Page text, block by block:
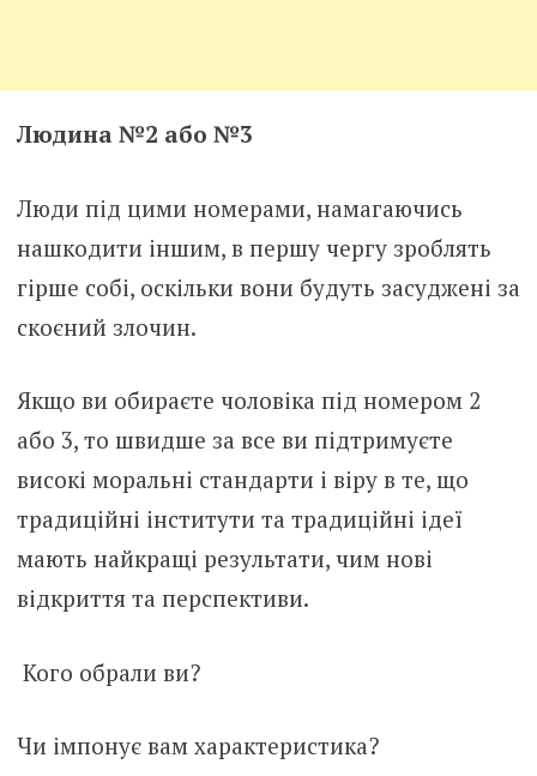
Людина №2 або №3
Люди під цими номерами, намагаючись
нашкодити іншим, в першу чергу зроблять
гірше собі, оскільки вони будуть засуджені за
скоєний злочин.
Якщо ви обираєте чоловіка під номером 2
або 3, то швидше за все ви підтримуєте
високі моральні стандарти і віру в те, що
традиційні інститути та традиційні ідеї
мають найкращі результати, чим нові
відкриття та перспективи.
Кого обрали ви?
Чи імпонує вам характеристика?